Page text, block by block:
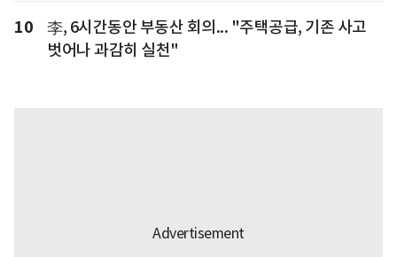
10
李, 6시간동안 부동산 회의... "주택공급, 기존 사고
벗어나 과감히 실천"